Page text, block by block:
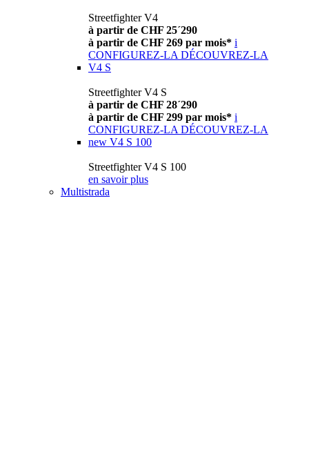
Streetfighter V4
à partir de CHF 25´290
à partir de CHF 269 par mois* i
CONFIGUREZ-LA DÉCOUVREZ-LA
V4 S
Streetfighter V4 S
à partir de CHF 28´290
à partir de CHF 299 par mois* i
CONFIGUREZ-LA DÉCOUVREZ-LA
new V4 S 100
Streetfighter V4 S 100
en savoir plus
Multistrada